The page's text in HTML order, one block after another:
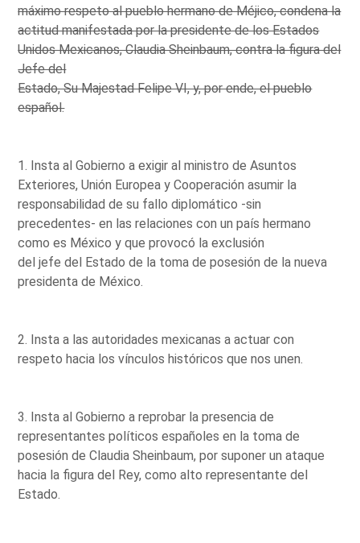
máximo respeto al pueblo hermano de Méjico, condena la
actitud manifestada por la presidente de los Estados
Unidos Mexicanos, Claudia Sheinbaum, contra la figura del
Jefe del
Estado, Su Majestad Felipe VI, y, por ende, el pueblo
español.
1. Insta al Gobierno a exigir al ministro de Asuntos
Exteriores, Unión Europea y Cooperación asumir la
responsabilidad de su fallo diplomático -sin
precedentes- en las relaciones con un país hermano
como es México y que provocó la exclusión
del jefe del Estado de la toma de posesión de la nueva
presidenta de México.
2. Insta a las autoridades mexicanas a actuar con
respeto hacia los vínculos históricos que nos unen.
3. Insta al Gobierno a reprobar la presencia de
representantes políticos españoles en la toma de
posesión de Claudia Sheinbaum, por suponer un ataque
hacia la figura del Rey, como alto representante del
Estado.